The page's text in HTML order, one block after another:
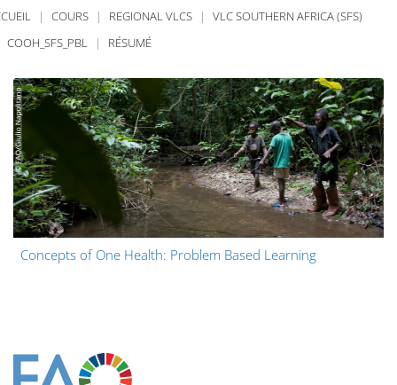
COURS REGIONAL VLCS
VLC SOUTHERN AFRICA (SFS)
COOH_SFS_PBL
RÉSUMÉ
Concepts of One Health: Problem Based Learning